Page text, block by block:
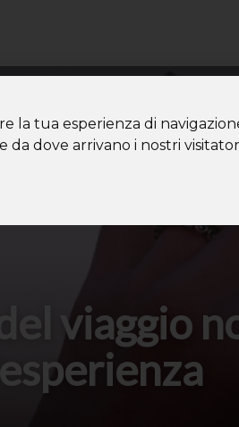
la tua esperienza di
da dove arrivano i nostri
viaggio